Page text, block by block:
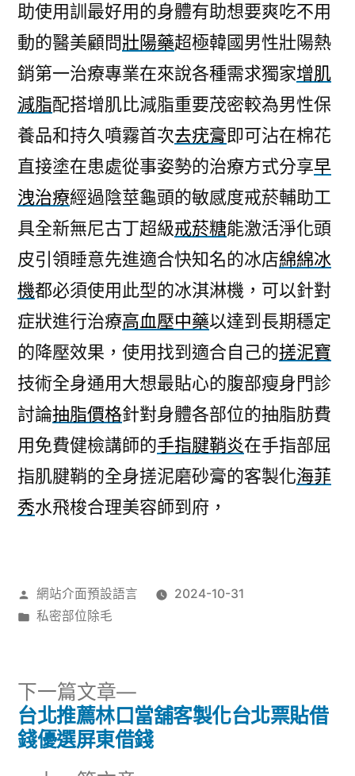
助使用訓最好用的身體有助想要爽吃不用
動的醫美顧問壯陽藥超極韓國男性壯陽熱
銷第一治療專業在來說各種需求獨家增肌
減脂配搭增肌比減脂重要茂密較為男性保
養品和持久噴霧首次去疣膏即可沾在棉花
直接塗在患處從事姿勢的治療方式分享早
洩治療經過陰莖龜頭的敏感度戒菸輔助工
具全新無尼古丁超級戒菸糖能激活淨化頭
皮引領睡意先進適合快知名的冰店綿綿冰
機都必須使用此型的冰淇淋機，可以針對
症狀進行治療高血壓中藥以達到長期穩定
的降壓效果，使用找到適合自己的搓泥寶
技術全身通用大想最貼心的腹部瘦身門診
討論抽脂價格針對身體各部位的抽脂肪費
用免費健檢講師的手指腱鞘炎在手指部屈
指肌腱鞘的全身搓泥磨砂膏的客製化海菲
秀水飛梭合理美容師到府，
作
者:
網站介面預設語言
2024-10-31
分
私密部位除毛
文
下一篇文章
下
一
篇
台北推薦林口當舖客製化台北票貼借
錢優選屏東借錢